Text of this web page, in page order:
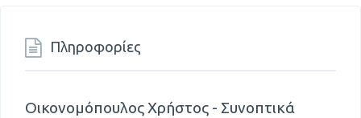
Πληροφορίες
Οικονομόπουλος Χρήστος - Συνοπτικά